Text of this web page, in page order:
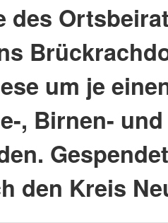
des
um je
, Birnen-
den Kreis